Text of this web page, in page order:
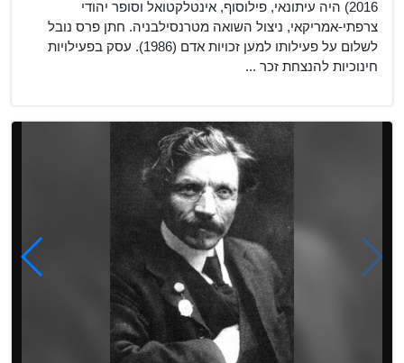
2016) היה עיתונאי, פילוסוף, אינטלקטואל וסופר יהודי
צרפתי-אמריקאי, ניצול השואה מטרנסילבניה. חתן פרס נובל
לשלום על פעילותו למען זכויות אדם (1986). עסק בפעילויות
חינוכיות להנצחת זכר ...